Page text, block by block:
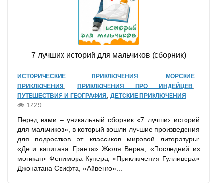
7 лучших историй для мальчиков (сборник)
ИСТОРИЧЕСКИЕ ПРИКЛЮЧЕНИЯ
МОРСКИЕ
ПРИКЛЮЧЕНИЯ
ПРИКЛЮЧЕНИЯ ПРО ИНДЕЙЦЕВ
ПУТЕШЕСТВИЯ И ГЕОГРАФИЯ ДЕТСКИЕ ПРИКЛЮЧЕНИЯ
1229
Перед вами – уникальный сборник «7 лучших историй
для мальчиков», в который вошли лучшие произведения
для подростков от классиков мировой литературы:
«Дети капитана Гранта» Жюля Верна, «Последний из
могикан» Фенимора Купера, «Приключения Гулливера»
Джонатана Свифта, «Айвенго»...